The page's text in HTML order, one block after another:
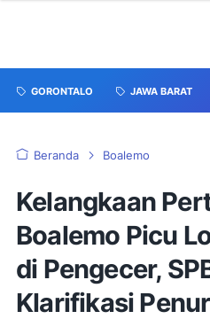
GORONTALO JAWA BARAT
Beranda Boalemo
Kelangkaan
Boalemo Picu
di Pengecer,
Klarifikasi